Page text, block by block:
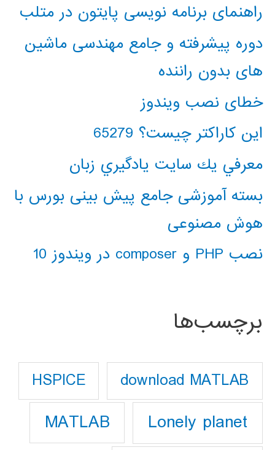
راهنمای برنامه نویسی پایتون در متلب
دوره پیشرفته و جامع مهندسی ماشین
های بدون راننده
خطای نصب ویندوز
این کاراکتر چیست؟ 65279
معرفي يك سايت يادگيري زبان
بسته آموزشی جامع پیش بینی بورس با
هوش مصنوعی
نصب PHP و composer در ویندوز 10
برچسب‌ها
download MATLAB
HSPICE
Lonely planet
MATLAB